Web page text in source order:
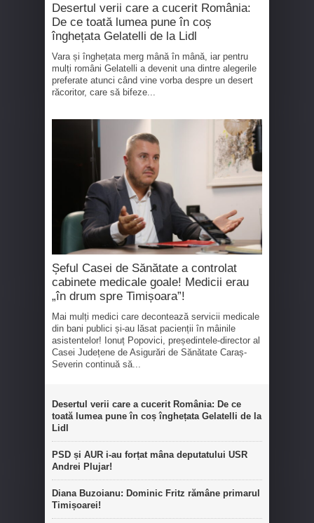
Desertul verii care a cucerit România:
De ce toată lumea pune în coș
înghețata Gelatelli de la Lidl
Vara și înghețata merg mână în mână, iar pentru
mulți români Gelatelli a devenit una dintre alegerile
preferate atunci când vine vorba despre un desert
răcoritor, care să bifeze...
Șeful Casei de Sănătate a controlat
cabinete medicale goale! Medicii erau
„în drum spre Timișoara”!
Mai mulți medici care decontează servicii medicale
din bani publici și-au lăsat pacienții în mâinile
asistentelor! Ionuț Popovici, președintele-director al
Casei Județene de Asigurări de Sănătate Caraș-
Severin continuă să...
Desertul verii care a cucerit România: De ce
toată lumea pune în coș înghețata Gelatelli de la
Lidl
PSD și AUR i-au forțat mâna deputatului USR
Andrei Plujar!
Diana Buzoianu: Dominic Fritz rămâne primarul
Timișoarei!